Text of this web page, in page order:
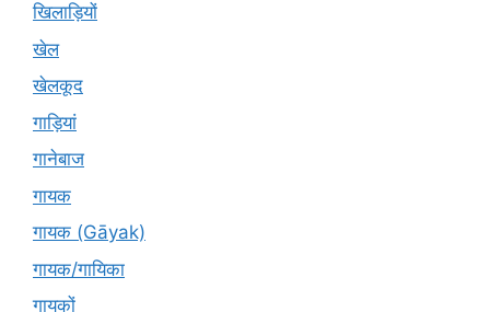
खिलाड़ियों
खेल
खेलकूद
गाड़ियां
गानेबाज
गायक
गायक (Gāyak)
गायक/गायिका
गायकों